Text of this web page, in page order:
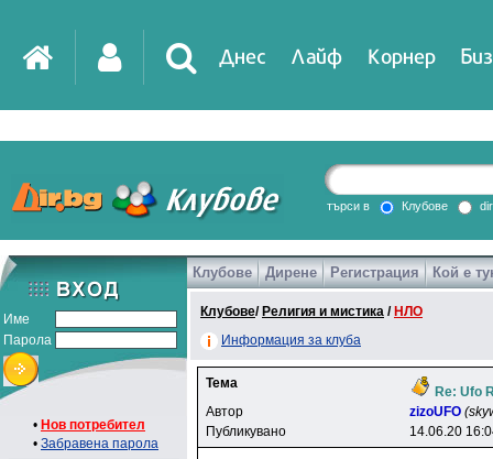
Днес Лайф Корнер
DirTV Impressio
Games
търси в Клубове
Име
Парола
• Нов потребител
• Забравена парола
Клубове Дирене Регистрация Кой е
Клубове/ Религия и мистика / НЛО
Информация за клуба
Тема
Re: Ufo
Автор
zizoUFO
Публикувано
14.06.20